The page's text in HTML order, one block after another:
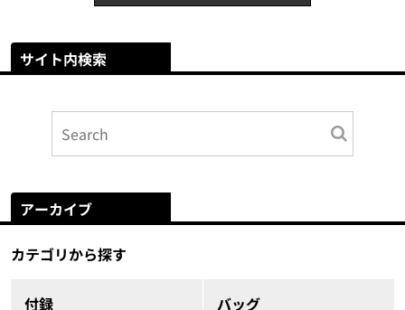
サイト内検索
アーカイブ
カテゴリから探す
付録 バッグ